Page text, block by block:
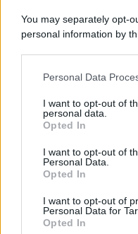
You may separately opt-
personal information by
This information may
disclose it to other third
Please note that this
services and may gather
not limited to your visit or
grant or deny consent to
consent section.
Personal Data
I want to opt-out of
personal data.
Opted In
I want to opt-out of
Personal Data.
Opted In
I want to opt-out of
Personal Data for
Opted In
a cambiare tutto e la
Manuel e
Le indagini segrete di
compromettere il suo
prenderà affatto
sempre più lontano,
Curro e Angela